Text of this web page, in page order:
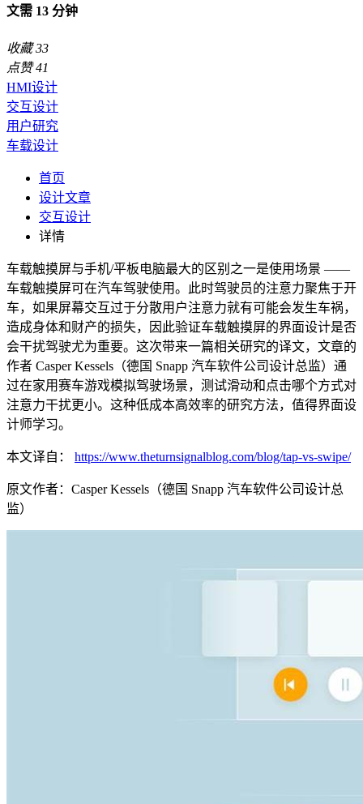
文需 13 分钟
收藏 33
点赞 41
HMI设计
交互设计
用户研究
车载设计
首页
设计文章
交互设计
详情
车载触摸屏与手机/平板电脑最大的区别之一是使用场景 ——
车载触摸屏可在汽车驾驶使用。此时驾驶员的注意力聚焦于开
车，如果屏幕交互过于分散用户注意力就有可能会发生车祸，
造成身体和财产的损失，因此验证车载触摸屏的界面设计是否
会干扰驾驶尤为重要。这次带来一篇相关研究的译文，文章的
作者 Casper Kessels（德国 Snapp 汽车软件公司设计总监）通
过在家用赛车游戏模拟驾驶场景，测试滑动和点击哪个方式对
注意力干扰更小。这种低成本高效率的研究方法，值得界面设
计师学习。
本文译自： https://www.theturnsignalblog.com/blog/tap-vs-swipe/
原文作者：Casper Kessels（德国 Snapp 汽车软件公司设计总
监）